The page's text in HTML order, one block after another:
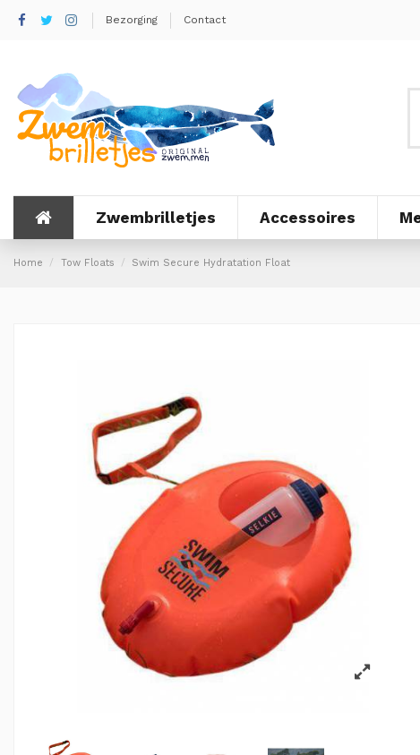
Bezorging Contact
Zwembrilletjes Accessoires
Home Tow Floats Swim Secure Hydratation Float